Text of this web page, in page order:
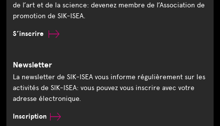
de l’art et de la science: devenez membre de l’Association de
promotion de SIK-ISEA.
S’inscrire
Newsletter
La newsletter de SIK-ISEA vous informe régulièrement sur les
activités de SIK-ISEA: vous pouvez vous inscrire avec votre
adresse électronique.
Inscription